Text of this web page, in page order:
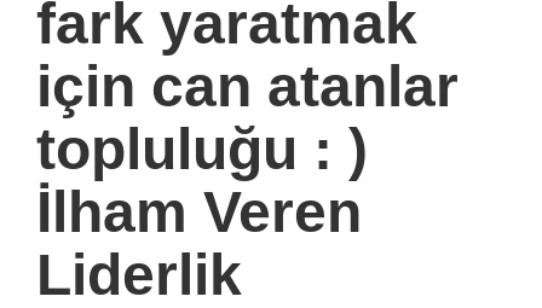
fark yaratmak
için can atanlar
topluluğu : )
İlham Veren
Liderlik